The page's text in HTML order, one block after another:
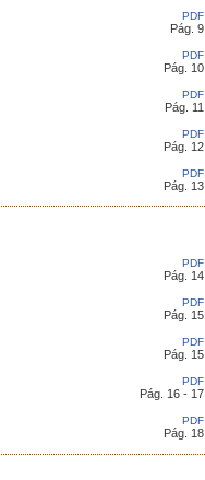
PDF
Pág. 9
PDF
Pág. 10
PDF
Pág. 11
PDF
Pág. 12
PDF
Pág. 13
PDF
Pág. 14
PDF
Pág. 15
PDF
Pág. 15
PDF
Pág. 16 - 17
PDF
Pág. 18